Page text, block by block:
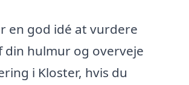
en god idé at vurdere
din hulmur og overveje
i Kloster, hvis du